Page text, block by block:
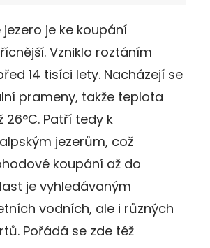
jezero je ke koupání
Vzniklo roztáním
14 tisíci lety. Nacházejí se
prameny, takže teplota
Patří tedy k
jezerům, což
koupání až do
je vyhledávaným
vodních, ale i různých
Pořádá se zde též